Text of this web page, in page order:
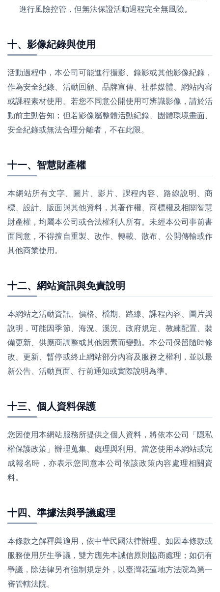
進行風險控管，但無法保證活動過程完全無風險。
十、影像紀錄與使用
活動過程中，本公司可能進行攝影、錄影或其他影像紀錄，
作為安全紀錄、活動回顧、品牌宣傳、社群媒體、網站內容
或課程素材使用。若您不同意公開使用可辨識影像，請於活
動前主動告知；但若影像屬整體活動紀錄、團體環境畫面、
安全紀錄或無法合理分離者，不在此限。
十一、智慧財產權
本網站所有文字、圖片、影片、課程內容、路線說明、商
標、設計、版面與其他資料，其著作權、商標權及相關智慧
財產權，均屬本公司或合法權利人所有。未經本公司事前書
面同意，不得擅自重製、改作、轉載、散布、公開傳輸或作
其他商業使用。
十二、網站資訊與免責說明
本網站之活動資訊、價格、檔期、路線、課程內容、圖片與
說明，可能因季節、海況、溪況、政府規定、教練配置、裝
備更新、供應商調整或其他因素而變動。本公司保留隨時修
改、更新、暫停或終止網站部分內容及服務之權利，並以最
新公告、活動頁面、行前通知或實際說明為準。
十三、個人資料保護
您因使用本網站服務所提供之個人資料，將依本公司「隱私
權保護政策」辦理蒐集、處理與利用。當您使用本網站或完
成報名時，亦表示您同意本公司依該政策內容處理相關資
料。
十四、準據法與爭議處理
本條款之解釋與適用，依中華民國法律辦理。如因本條款或
服務使用所生爭議，雙方應先本誠信原則協商處理；如仍有
爭議，除法律另有強制規定外，以臺灣花蓮地方法院為第一
審管轄法院。